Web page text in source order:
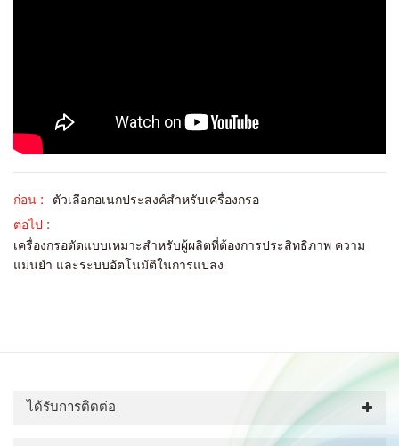
ก่อน : ตัวเลือกอเนกประสงค์สำหรับเครื่องกรอ
ต่อไป :
เครื่องกรอตัดแบบเหมาะสำหรับผู้ผลิตที่ต้องการประสิทธิภาพ ความ
แม่นยำ และระบบอัตโนมัติในการแปลง
ได้รับการติดต่อ